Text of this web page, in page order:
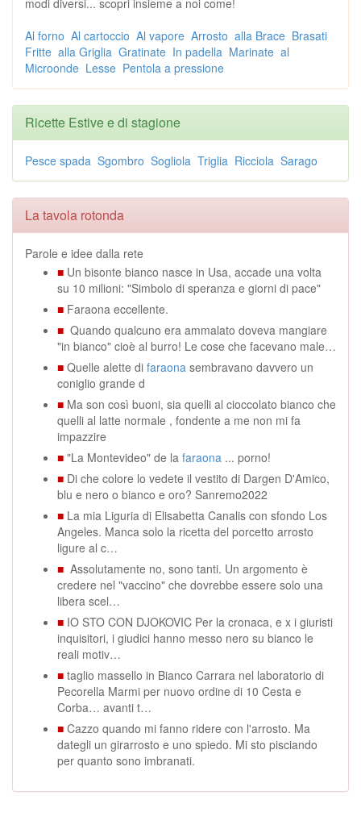
Al forno Al cartoccio Al vapore Arrosto alla Brace Brasati
Fritte alla Griglia Gratinate In padella Marinate al
Microonde Lesse Pentola a pressione
Ricette Estive e di stagione
Pesce spada Sgombro Sogliola Triglia Ricciola Sarago
La tavola rotonda
Parole e idee dalla rete
■ Un bisonte bianco nasce in Usa, accade una volta
su 10 milioni: "Simbolo di speranza e giorni di pace"
■ Faraona eccellente.
■ Quando qualcuno era ammalato doveva mangiare
"in bianco" cioè al burro! Le cose che facevano male…
■ Quelle alette di faraona sembravano davvero un
coniglio grande d
■ Ma son così buoni, sia quelli al cioccolato bianco che
quelli al latte normale , fondente a me non mi fa
impazzire
■ "La Montevideo" de la faraona ... porno!
■ Di che colore lo vedete il vestito di Dargen D'Amico,
blu e nero o bianco e oro? Sanremo2022
■ La mia Liguria di Elisabetta Canalis con sfondo Los
Angeles. Manca solo la ricetta del porcetto arrosto
ligure al c…
■ Assolutamente no, sono tanti. Un argomento è
credere nel "vaccino" che dovrebbe essere solo una
libera scel…
■ IO STO CON DJOKOVIC Per la cronaca, e x i giuristi
inquisitori, i giudici hanno messo nero su bianco le
reali motiv…
■ taglio massello in Bianco Carrara nel laboratorio di
Pecorella Marmi per nuovo ordine di 10 Cesta e
Corba… avanti t…
■ Cazzo quando mi fanno ridere con l'arrosto. Ma
dategli un girarrosto e uno spiedo. Mi sto pisciando
per quanto sono imbranati.